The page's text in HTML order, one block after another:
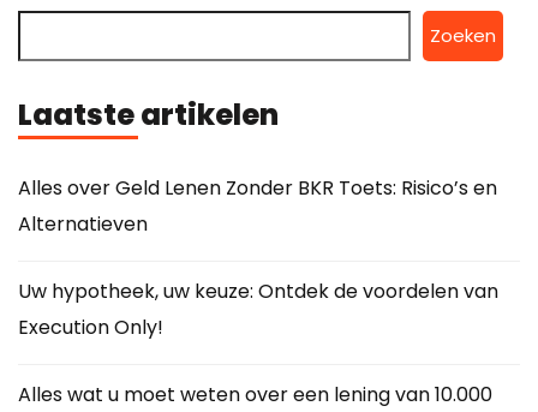
Zoeken
Laatste artikelen
Alles over Geld Lenen Zonder BKR Toets: Risico’s en
Alternatieven
Uw hypotheek, uw keuze: Ontdek de voordelen van
Execution Only!
Alles wat u moet weten over een lening van 10.000